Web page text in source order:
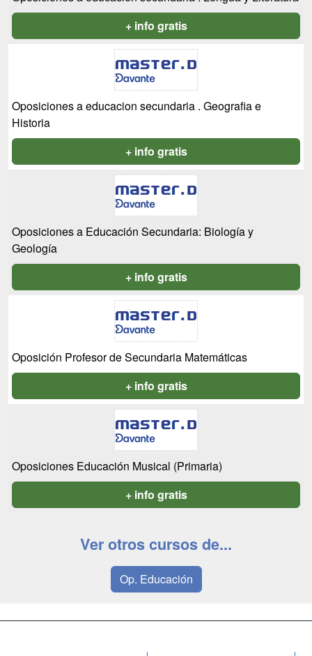
+ info gratis
Oposiciones a educacion secundaria . Geografia e
Historia
+ info gratis
Oposiciones a Educación Secundaria: Biología y
Geología
+ info gratis
Oposición Profesor de Secundaria Matemáticas
+ info gratis
Oposiciones Educación Musical (Primaria)
+ info gratis
Ver otros cursos de...
Op. Educación